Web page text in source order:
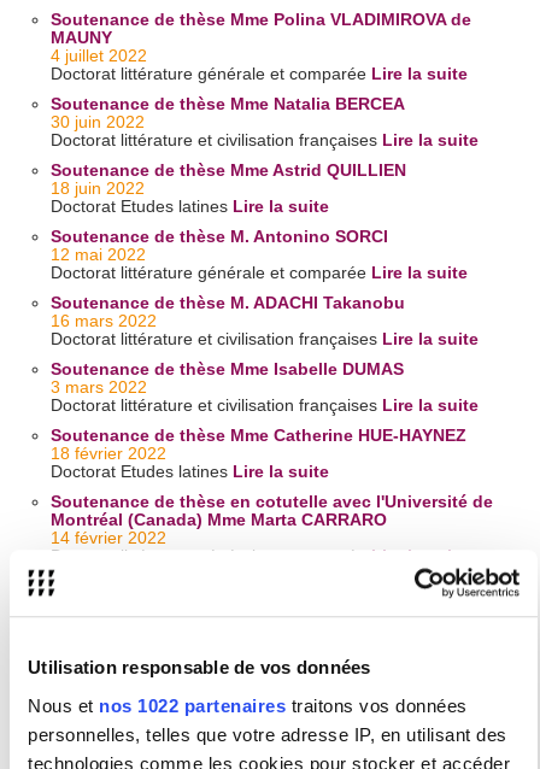
Utilisation responsable de vos données
Nous et nos 1022 partenaires traitons vos données
personnelles, telles que votre adresse IP, en utilisant des
technologies comme les cookies pour stocker et accéder
Soutenance de thèse Mme Polina VLADIMIROVA de
MAUNY
4 juillet 2022
Doctorat littérature générale et comparée Lire la suite
Soutenance de thèse Mme Natalia BERCEA
30 juin 2022
Doctorat littérature et civilisation françaises Lire la suite
Soutenance de thèse Mme Astrid QUILLIEN
18 juin 2022
Doctorat Etudes latines Lire la suite
Soutenance de thèse M. Antonino SORCI
12 mai 2022
Doctorat littérature générale et comparée Lire la suite
Soutenance de thèse M. ADACHI Takanobu
16 mars 2022
Doctorat littérature et civilisation françaises Lire la suite
Soutenance de thèse Mme Isabelle DUMAS
3 mars 2022
Doctorat littérature et civilisation françaises Lire la suite
Soutenance de thèse Mme Catherine HUE-HAYNEZ
18 février 2022
Doctorat Etudes latines Lire la suite
Soutenance de thèse en cotutelle avec l'Université de
Montréal (Canada) Mme Marta CARRARO
14 février 2022
Doctorat littérature générale et comparée Lire la suite
Soutenance de thèse en cotutelle avec l'Université
d'Islande Mme Gudrun KRISTINSDOTTIR URFALINO
20 janvier 2022
Soutenances de thèses 2021